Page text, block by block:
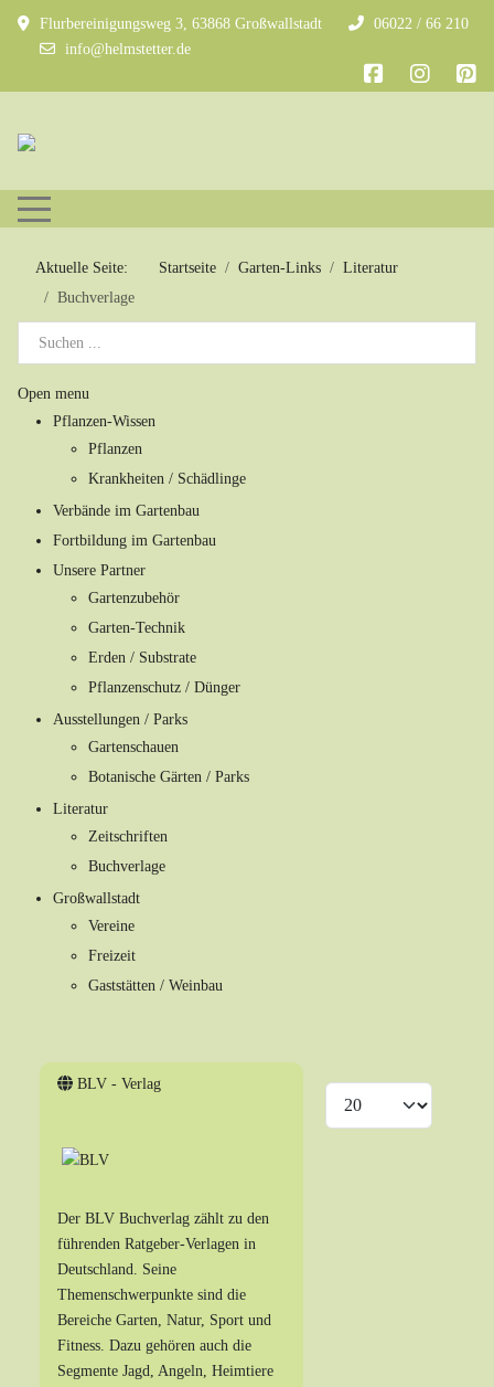
Flurbereinigungsweg 3, 63868 Großwallstadt
06022 / 66 210
info@helmstetter.de
Mobile Menu Toggle
Aktuelle Seite: Startseite Garten-Links
Literatur
Buchverlage
Open menu
Pflanzen-Wissen
Pflanzen
Krankheiten / Schädlinge
Verbände im Gartenbau
Fortbildung im Gartenbau
Unsere Partner
Gartenzubehör
Garten-Technik
Erden / Substrate
Pflanzenschutz / Dünger
Ausstellungen / Parks
Gartenschauen
Botanische Gärten / Parks
Literatur
Zeitschriften
Buchverlage
Großwallstadt
Vereine
Freizeit
Gaststätten / Weinbau
BLV - Verlag
Der BLV Buchverlag zählt zu den
führenden Ratgeber-Verlagen in
Deutschland. Seine
Themenschwerpunkte sind die
Bereiche Garten, Natur, Sport und
Fitness. Dazu gehören auch die
Segmente Jagd, Angeln, Heimtiere